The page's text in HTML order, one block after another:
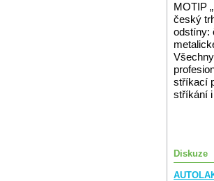
MOTIP
český
odstíny:
stříkací
stříkání
Diskuze